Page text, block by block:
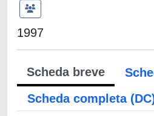
1997
Scheda breve
Scheda completa